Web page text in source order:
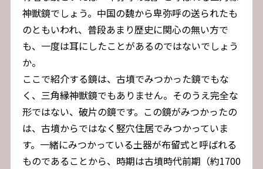
神獣鏡でしょう。中国の魏から卑弥呼の送られたも
のともいわれ、普段あまり歴史に関心の無い方で
も、一度は耳にしたことがあるのではないでしょう
か。
ここで紹介する鏡は、古墳でみつかった鏡でもな
く、三角縁神獣鏡でもありません。そのうえ完全な
形ではない、破片の鏡です。この鏡がみつかったの
は、古墳からではなく竪穴住居でみつかっていま
す。一緒にみつかっている土器が布留式と呼ばれる
ものであることから、時期は古墳時代前期（約1700